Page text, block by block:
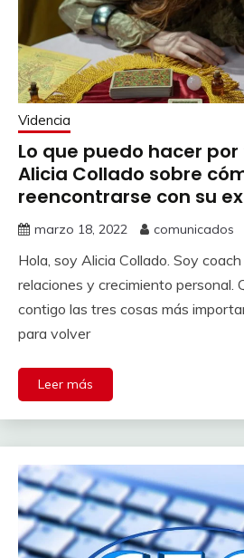
Videncia
Lo que puedo hacer
Alicia Collado sobre
reencontrarse con su ex
marzo 18, 2022 comunicados
Hola, soy Alicia Collado. Soy
relaciones y crecimiento personal.
contigo las tres cosas más
para volver
Leer más